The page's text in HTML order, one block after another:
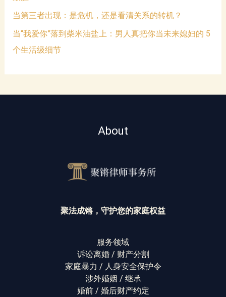
当第三者出现：是危机，还是看清关系的转机？
当“我爱你”落到柴米油盐上：男人真把你当未来媳妇的 5
个生活级细节
About
聚法成锵，守护您的家庭权益
服务领域
诉讼离婚 / 财产分割
家庭暴力 / 人身安全保护令
涉外婚姻 / 继承
婚前 / 婚后财产约定